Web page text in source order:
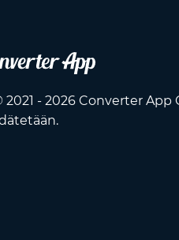
- 2026 Converter App